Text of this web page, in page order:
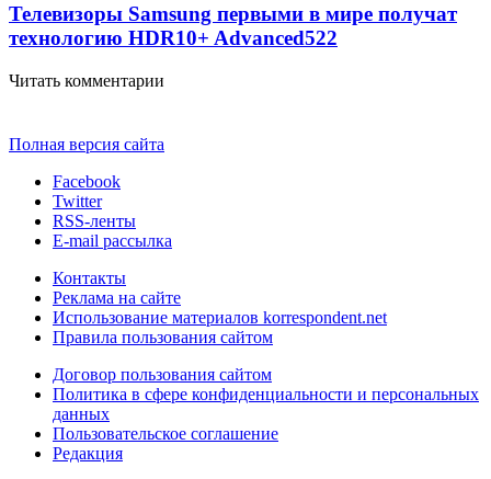
Телевизоры Samsung первыми в мире получат
технологию HDR10+ Advanced522
Читать комментарии
Полная версия сайта
Facebook
Twitter
RSS-ленты
E-mail рассылка
Контакты
Реклама на сайте
Использование материалов korrespondent.net
Правила пользования сайтом
Договор пользования сайтом
Политика в сфере конфиденциальности и персональных
данных
Пользовательское соглашение
Редакция